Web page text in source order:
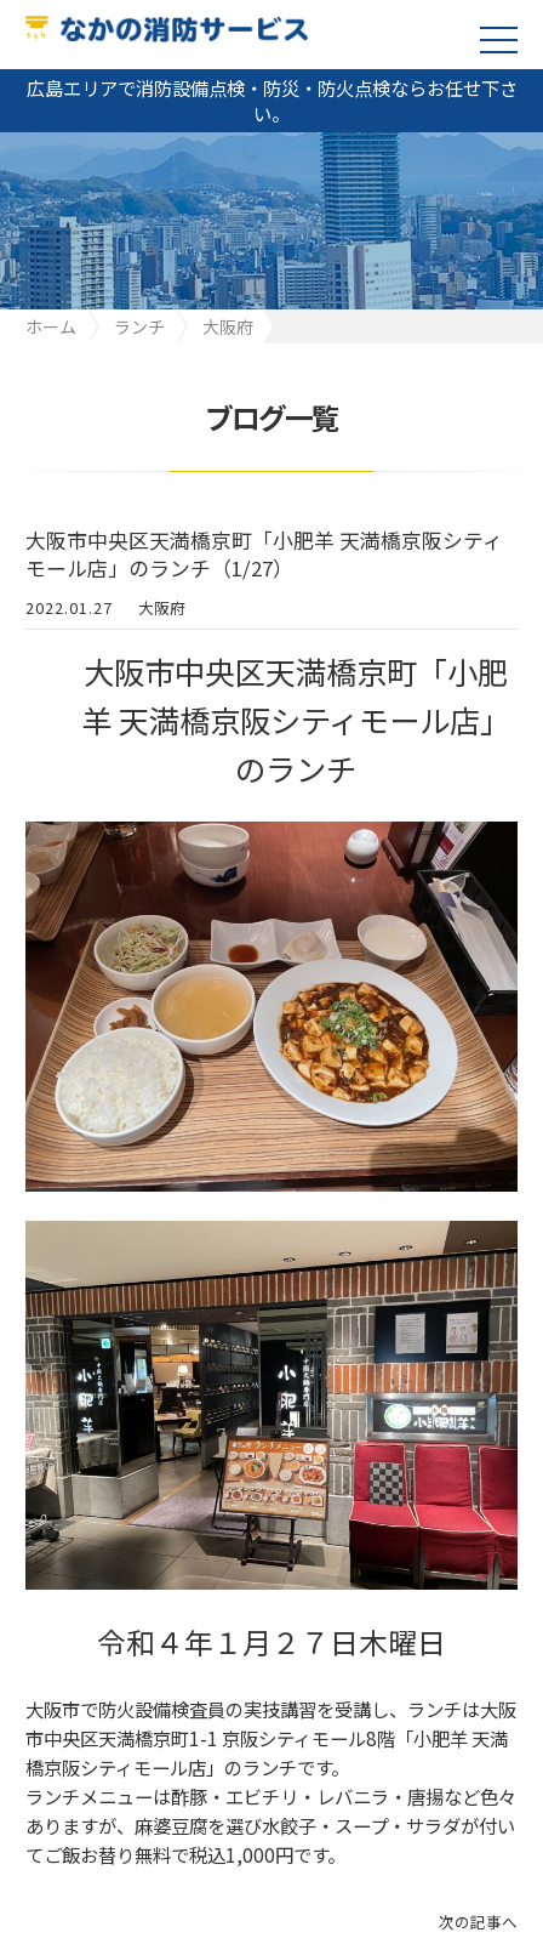
広島エリアで消防設備点検・防災・防火点検ならお任せ下さ
い。
ホーム ランチ
大阪府
ブログ一覧
大阪市中央区天満橋京町「小肥羊 天満橋京阪シティ
モール店」のランチ（1/27）
2022.01.27 大阪府
大阪市中央区天満橋京町「小肥
羊 天満橋京阪シティモール店」
のランチ
令和４年１月２７日木曜日
大阪市で防火設備検査員の実技講習を受講し、ランチは大阪
市中央区天満橋京町1-1 京阪シティモール8階「小肥羊 天満
橋京阪シティモール店」のランチです。
ランチメニューは酢豚・エビチリ・レバニラ・唐揚など色々
ありますが、麻婆豆腐を選び水餃子・スープ・サラダが付い
てご飯お替り無料で税込1,000円です。
次の記事へ